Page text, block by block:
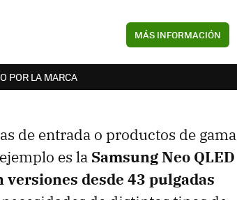
MÁS INFORMACIÓN
POR LA MARCA
de entrada o productos de gama
es la Samsung Neo QLED
versiones desde 43 pulgadas